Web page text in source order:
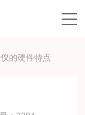
的硬件特点